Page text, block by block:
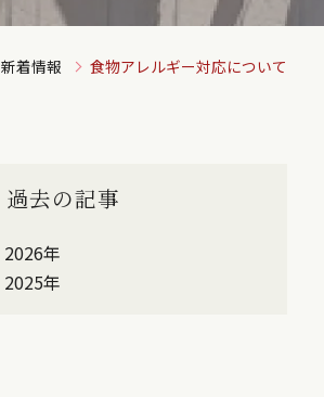
新着情報 食物アレルギー対応について
過去の記事
2026年
2025年